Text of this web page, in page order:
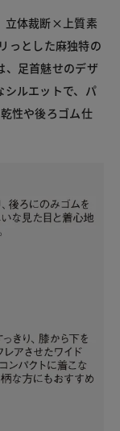
立体裁断×上質素
っとした麻独特の
、足首魅せのデザ
シルエットで、パ
性や後ろゴム仕